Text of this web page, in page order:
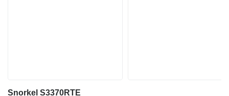
Snorkel S3370RTE